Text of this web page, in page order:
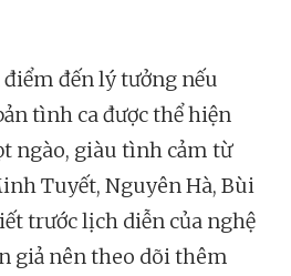
điểm đến lý tưởng nếu
tình ca được thể hiện
ngào, giàu tình cảm từ
Tuyết, Nguyên Hà, Bùi
trước lịch diễn của nghệ
giả nên theo dõi thêm